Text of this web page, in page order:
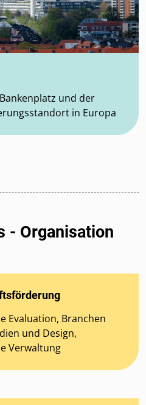
und der
in Europa
- Organisation
Evaluation, Branchen
und Design,
Verwaltung